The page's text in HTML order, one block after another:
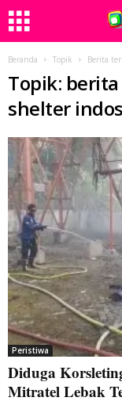
Beranda Topik Berita
Topik:
shelter
Peristiwa
Diduga
Mitratel Lebak